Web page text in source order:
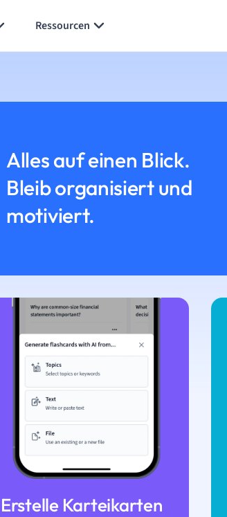
Ressourcen
Alles auf einen Blick.
Bleib organisiert und
motiviert.
Erstelle Karteikarten